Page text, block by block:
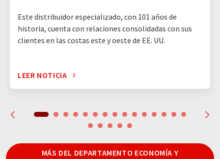
Este distribuidor especializado, con 101 años de
historia, cuenta con relaciones consolidadas con sus
clientes en las costas este y oeste de EE. UU.
LEER NOTICIA
MÁS DEL DEPARTAMENTO ECONOMÍA Y